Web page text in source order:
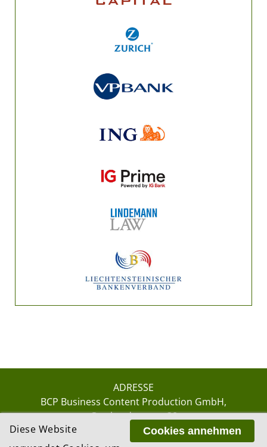
ADRESSE
BCP Business Content Production GmbH
Gotthardstrasse 38
8002 ZürichCookies annehmen
Diese Website